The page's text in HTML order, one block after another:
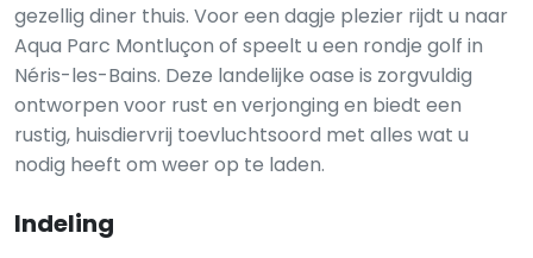
gezellig diner thuis. Voor een dagje plezier rijdt u naar
Aqua Parc Montluçon of speelt u een rondje golf in
Néris-les-Bains. Deze landelijke oase is zorgvuldig
ontworpen voor rust en verjonging en biedt een
rustig, huisdiervrij toevluchtsoord met alles wat u
nodig heeft om weer op te laden.
Indeling